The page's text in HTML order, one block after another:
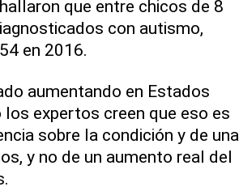
que entre chicos de 8
con autismo,
en 2016.
aumentando en Estados
los expertos creen que eso es
sobre la condición y de una
y no de un aumento real del